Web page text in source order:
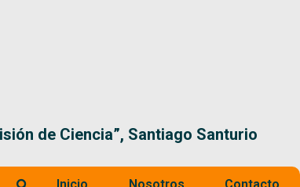
de Ciencia”, Santiago Santurio
Inicio Nosotros Contacto